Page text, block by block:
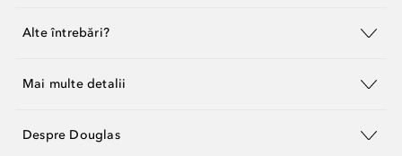
Alte întrebări?
Mai multe detalii
Despre Douglas